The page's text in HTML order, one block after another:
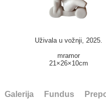
Uživala u vožnji, 2025.
mramor
21×26×10cm
Galerija Fundus